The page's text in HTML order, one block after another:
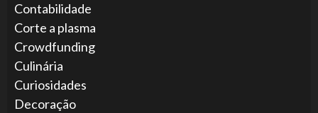
Contabilidade
Corte a plasma
Crowdfunding
Culinária
Curiosidades
Decoração